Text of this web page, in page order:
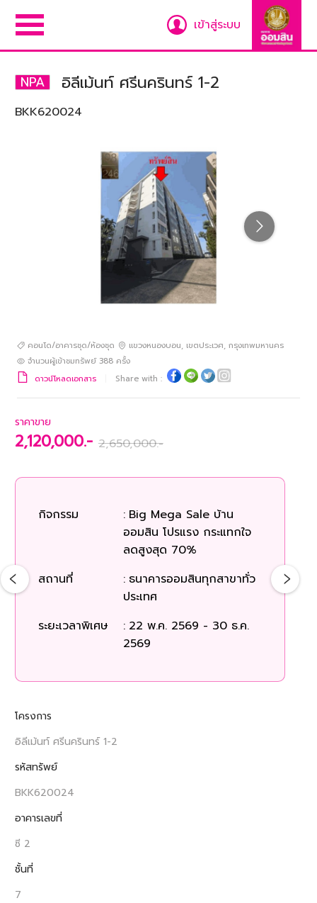
เข้าสู่ระบบ
NPA อิลีเม้นท์ ศรีนครินทร์ 1-2
BKK620024
คอนโด/อาคารชุด/ห้องชุด แขวงหนองบอน, เขตประเวศ,กรุงเทพมหานคร
จำนวนผู้เข้าชมทรัพย์ 388 ครั้ง
ดาวน์โหลดเอกสาร
Share with :
ราคาขาย
2,120,000.- 2,650,000.-
กิจกรรม : Big Mega Sale บ้าน
ออมสิน โปรแรง กระแทกใจ
ลดสูงสุด 70%
สถานที่
: ธนาคารออมสินทุกสาขาทั่ว
ประเทศ
ระยะเวลาพิเศษ
: 22 พ.ค. 2569 - 30 ธ.ค.
2569
โครงการ
อิลีเม้นท์ ศรีนครินทร์ 1-2
รหัสทรัพย์
BKK620024
อาคารเลขที่
ซี 2
ชั้นที่
7